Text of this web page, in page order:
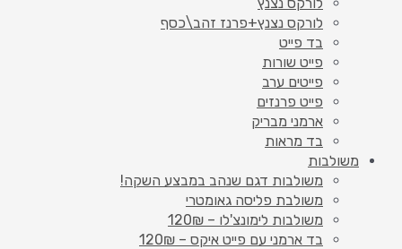
לורקס נצנץ+פרנז זהב\כסף
בד פייט
פייט שורות
פייטים ערב
פייט פרנזים
ארמני מבריק
בד מראות
משולבות
משולבות דגם שנהב במבצע השקה!
משולבת פליסה גאומטרי
משולבות לימונצ'לו – 120₪
בד ארמני עם פייט איקס – 120₪